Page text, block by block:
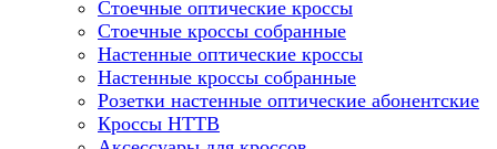
Стоечные оптические кроссы
Стоечные кроссы собранные
Настенные оптические кроссы
Настенные кроссы собранные
Розетки настенные оптические абонентские
Кроссы HTTB